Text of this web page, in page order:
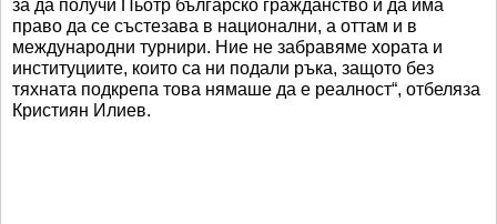
за да получи Пьотр българско гражданство и да има
право да се състезава в национални, а оттам и в
международни турнири. Ние не забравяме хората и
институциите, които са ни подали ръка, защото без
тяхната подкрепа това нямаше да е реалност“, отбеляза
Кристиян Илиев.